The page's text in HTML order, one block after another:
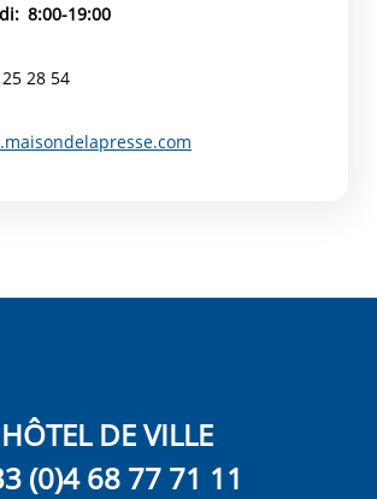
8:00-19:00
28 54
HÔTEL DE VILLE
(0)4 68 77 71 11